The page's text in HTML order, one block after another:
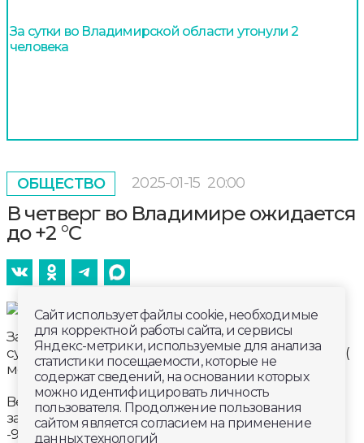
За сутки во Владимирской области утонули 2
человека
ОБЩЕСТВО 2025-01-15 20:00
В четверг во Владимире ожидается
до +2 °С
Завтра, 16 января во Владимире ночью без
существенных осадков. Днём небольшие осадки (
мокрый снег, снег). На дорогах гололедица.
Ветер ночью северо- западный, днём юго-
западный 5 – 10 м/с. Температура воздуха ночью
-9…-4 °С, днём -3…+2 °С.
Сайт использует файлы cookie, необходимые
для корректной работы сайта, и сервисы
Яндекс-метрики, используемые для анализа
статистики посещаемости, которые не
содержат сведений, на основании которых
можно идентифицировать личность
пользователя. Продолжение пользования
сайтом является согласием на применение
данных технологий